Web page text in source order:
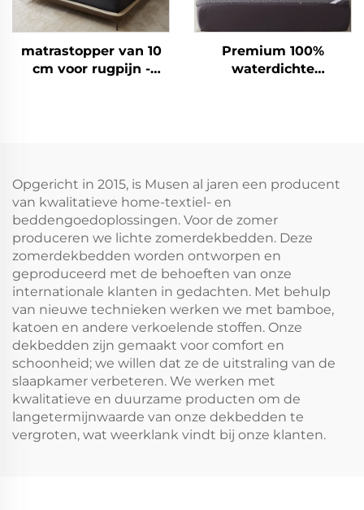
matrastopper van 10
cm voor rugpijn -
zachte kussenvulling),
ademend en
drukverlagend (grijs)
Premium 100%
waterdichte
matrasbeschermer,
diepe zakken 15-46 cm
voor slaapkamer, hotel
Opgericht in 2015, is Musen al jaren een producent
van kwalitatieve home-textiel- en
beddengoedoplossingen. Voor de zomer
produceren we lichte zomerdekbedden. Deze
zomerdekbedden worden ontworpen en
geproduceerd met de behoeften van onze
internationale klanten in gedachten. Met behulp
van nieuwe technieken werken we met bamboe,
katoen en andere verkoelende stoffen. Onze
dekbedden zijn gemaakt voor comfort en
schoonheid; we willen dat ze de uitstraling van de
slaapkamer verbeteren. We werken met
kwalitatieve en duurzame producten om de
langetermijnwaarde van onze dekbedden te
vergroten, wat weerklank vindt bij onze klanten.